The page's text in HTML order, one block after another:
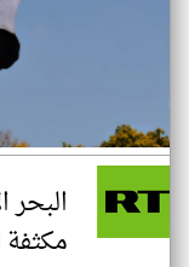
البحر
مكثفة